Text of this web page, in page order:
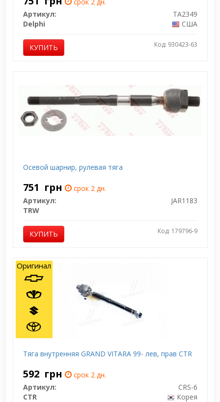
Артикул:
TA2349
Delphi
США
КУПИТЬ Код: 930423-63
Осевой шарнир, рулевая тяга
751 грн
срок 2 дн.
Артикул:
JAR1183
TRW
КУПИТЬ Код: 179796-9
Тяга внутренняя GRAND VITARA 99- лев, прав CTR
592 грн
срок 2 дн.
Артикул:
CRS-6
CTR
Корея
Оригинал